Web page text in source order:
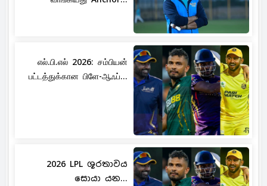
எல்.பி.எல் 2026: சம்பியன்
பட்டத்துக்கான பிளே-ஆஃப்...
2026 LPL ශූරතාවය
සොයා යන...